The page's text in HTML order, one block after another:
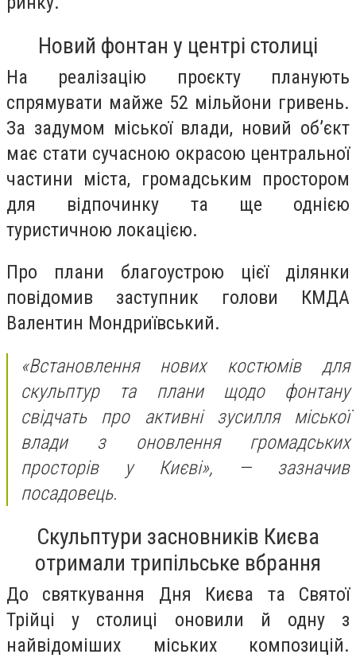
Новий фонтан у центрі столиці
На реалізацію проєкту планують
спрямувати майже 52 мільйони гривень.
За задумом міської влади, новий об’єкт
має стати сучасною окрасою центральної
частини міста, громадським простором
для відпочинку та ще однією
туристичною локацією.
Про плани благоустрою цієї ділянки
повідомив заступник голови КМДА
Валентин Мондриївський.
«Встановлення нових костюмів для
скульптур та плани щодо фонтану
свідчать про активні зусилля міської
влади з оновлення громадських
просторів у Києві», —зазначив
посадовець.
Скульптури засновників Києва
отримали трипільське вбрання
До святкування Дня Києва та Святої
Трійці у столиці оновили й одну з
найвідоміших міських композицій.